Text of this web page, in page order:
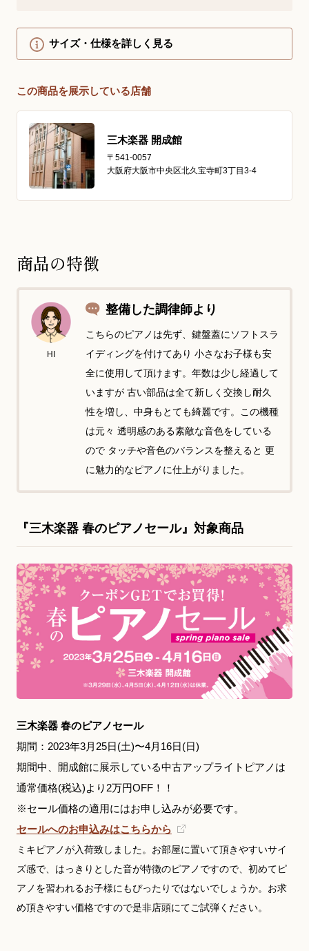
サイズ・仕様を詳しく見る
この商品を展示している店舗
三木楽器 開成館
〒541-0057
大阪府大阪市中央区北久宝寺町3丁目3-4
商品の特徴
HI
整備した調律師より
こちらのピアノは先ず、鍵盤蓋にソフトスラ
イディングを付けてあり 小さなお子様も安
全に使用して頂けます。年数は少し経過して
いますが 古い部品は全て新しく交換し耐久
性を増し、中身もとても綺麗です。この機種
は元々 透明感のある素敵な音色をしている
ので タッチや音色のバランスを整えると 更
に魅力的なピアノに仕上がりました。
『三木楽器 春のピアノセール』対象商品
三木楽器 春のピアノセール
期間：2023年3月25日(土)〜4月16日(日)
期間中、開成館に展示している中古アップライトピアノは
通常価格(税込)より2万円OFF！！
※セール価格の適用にはお申し込みが必要です。
セールへのお申込みはこちらから
ミキピアノが入荷致しました。お部屋に置いて頂きやすいサイ
ズ感で、はっきりとした音が特徴のピアノですので、初めてピ
アノを習われるお子様にもぴったりではないでしょうか。お求
め頂きやすい価格ですので是非店頭にてご試弾ください。